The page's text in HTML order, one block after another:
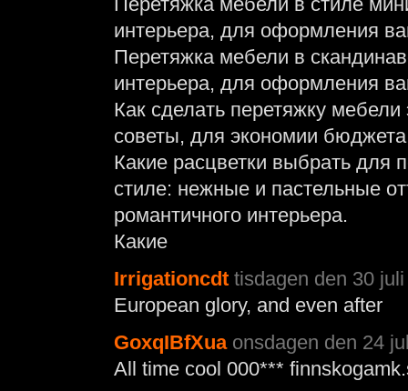
интерьера, для оформления
Перетяжка мебели в
интерьера, для оформления
Как сделать перетяжку
советы, для экономии
Какие расцветки выбрать для
стиле: нежные и пастельные
романтичного интерьера.
Какие
Irrigationcdt tisdagen den 30
European glory, and even after
GoxqIBfXua onsdagen den 24
All time cool 000***